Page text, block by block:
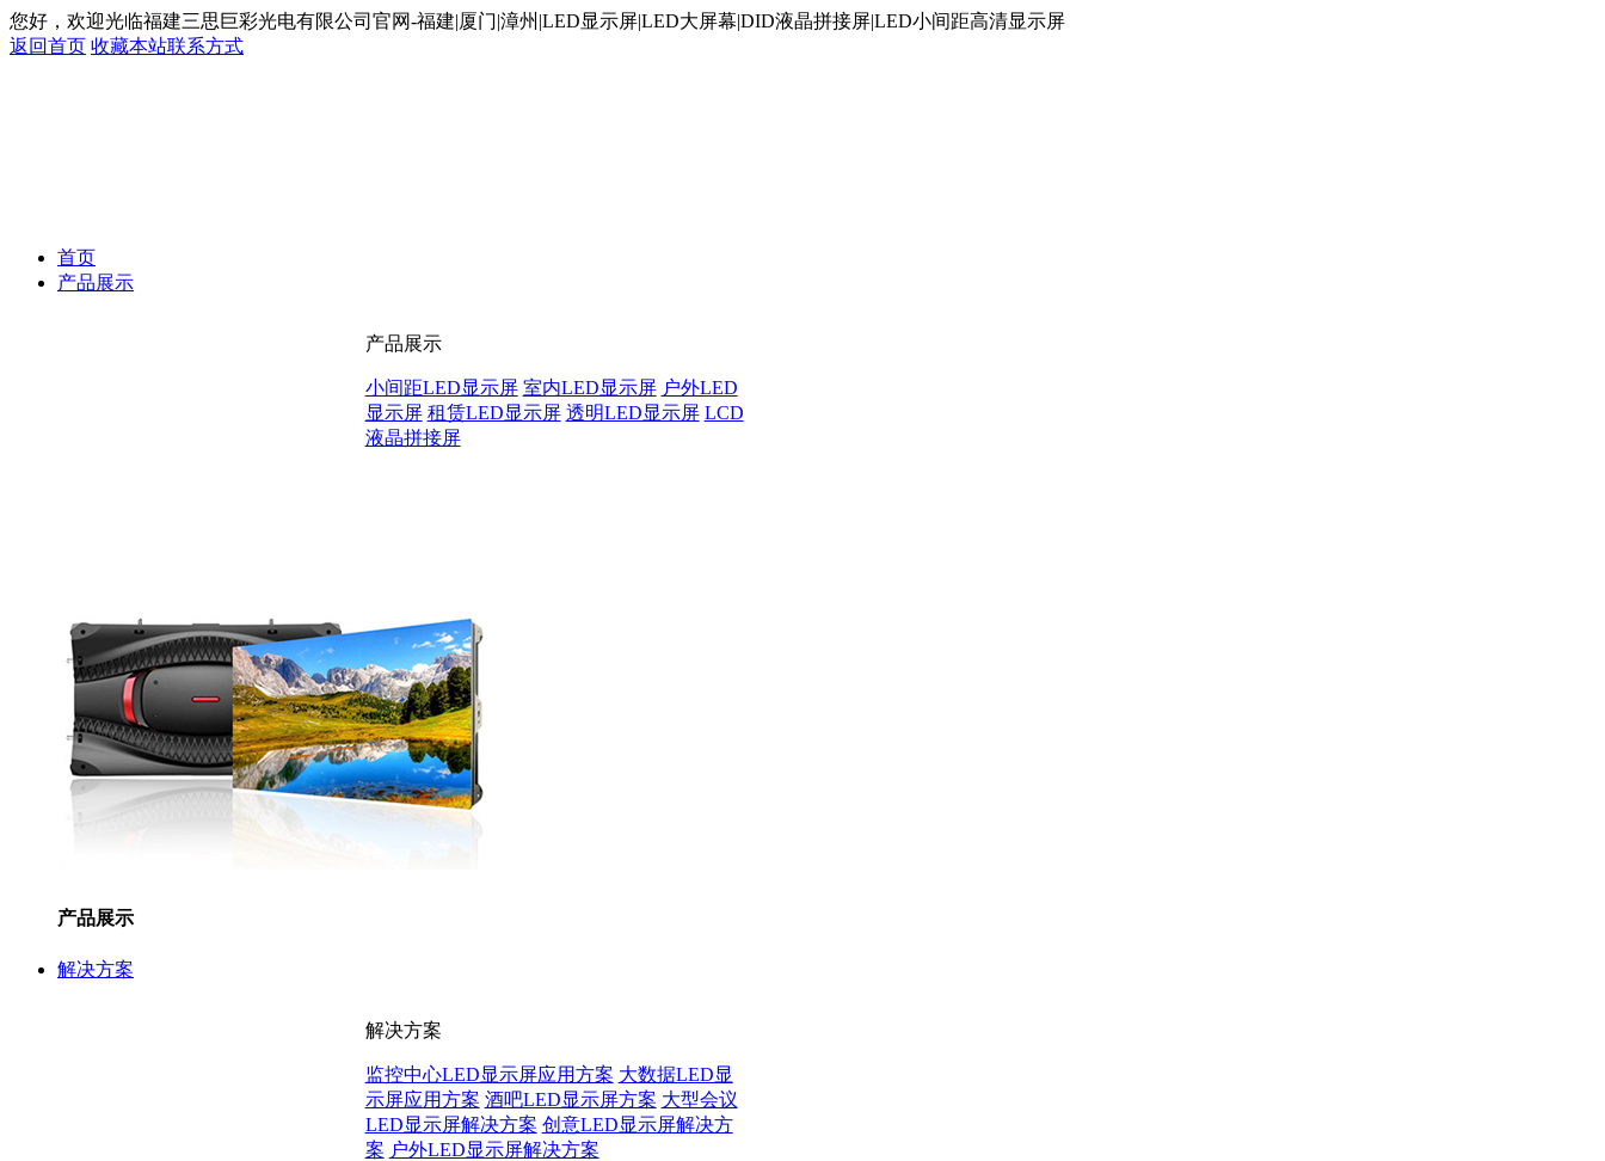
您好，欢迎光临福建三思巨彩光电有限公司官网-福建|厦门|漳州|LED显示屏|LED大屏幕|DID液晶拼接屏|LED小间距高清显示屏
返回首页 收藏本站联系方式
首页
产品展示
产品展示
小间距LED显示屏 室内LED显示屏 户外LED
显示屏 租赁LED显示屏 透明LED显示屏 LCD
液晶拼接屏
产品展示
解决方案
解决方案
监控中心LED显示屏应用方案 大数据LED显
示屏应用方案 酒吧LED显示屏方案 大型会议
LED显示屏解决方案 创意LED显示屏解决方
案 户外LED显示屏解决方案